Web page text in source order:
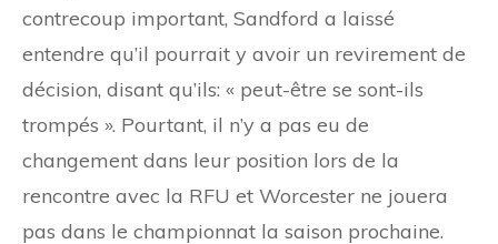
contrecoup important, Sandford a laissé
entendre qu’il pourrait y avoir un revirement de
décision, disant qu’ils: « peut-être se sont-ils
trompés ». Pourtant, il n’y a pas eu de
changement dans leur position lors de la
rencontre avec la RFU et Worcester ne jouera
pas dans le championnat la saison prochaine.